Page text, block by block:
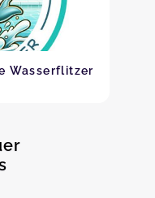
Wasserflitzer